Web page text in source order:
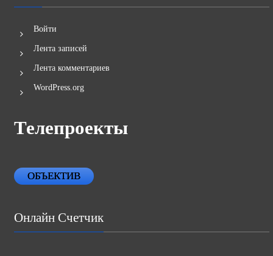
Войти
Лента записей
Лента комментариев
WordPress.org
Телепроекты
ОБЪЕКТИВ
Онлайн Счетчик